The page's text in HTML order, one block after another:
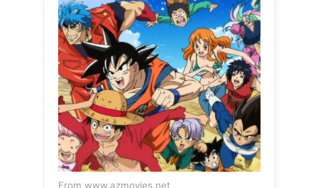
From www.azmovies.net